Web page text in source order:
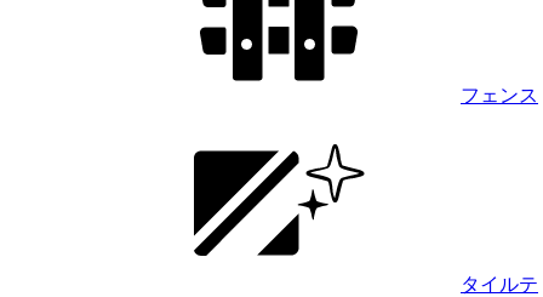
フェンス
タイルテ